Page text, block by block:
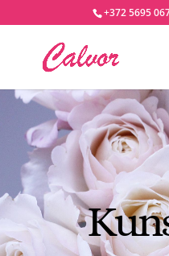
+372 5695